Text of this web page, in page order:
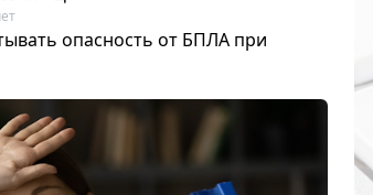
опасность от БПЛА при